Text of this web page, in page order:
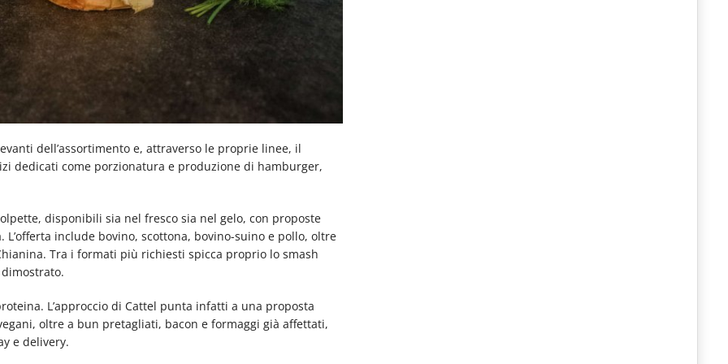
dell’assortimento e, attraverso le proprie linee, il
dedicati come porzionatura e produzione di hamburger,
disponibili sia nel fresco sia nel gelo, con proposte
include bovino, scottona, bovino-suino e pollo, oltre
Tra i formati più richiesti spicca proprio lo smash
L’approccio di Cattel punta infatti a una proposta
oltre a bun pretagliati, bacon e formaggi già affettati,
e delivery.